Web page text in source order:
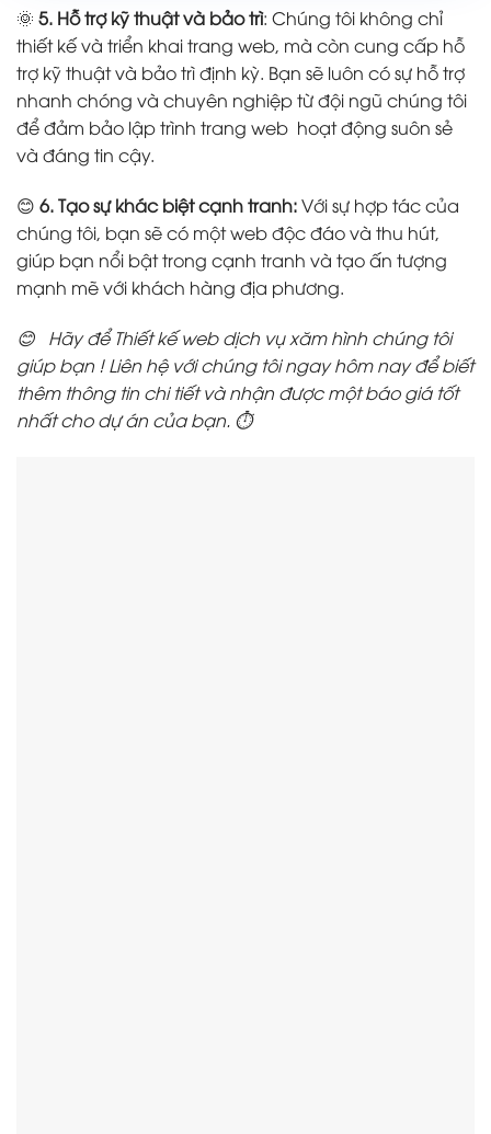
🌞 5. Hỗ trợ kỹ thuật và bảo trì: Chúng tôi không chỉ
thiết kế và triển khai trang web, mà còn cung cấp hỗ
trợ kỹ thuật và bảo trì định kỳ. Bạn sẽ luôn có sự hỗ trợ
nhanh chóng và chuyên nghiệp từ đội ngũ chúng tôi
để đảm bảo lập trình trang web hoạt động suôn sẻ
và đáng tin cậy.
😊 6. Tạo sự khác biệt cạnh tranh:Với sự hợp tác của
chúng tôi, bạn sẽ có một web độc đáo và thu hút,
giúp bạn nổi bật trong cạnh tranh và tạo ấn tượng
mạnh mẽ với khách hàng địa phương.
😊 Hãy để Thiết kế web dịch vụ xăm hình chúng tôi
giúp bạn ! Liên hệ với chúng tôi ngay hôm nay để biết
thêm thông tin chi tiết và nhận được một báo giá tốt
nhất cho dự án của bạn. ⏱️